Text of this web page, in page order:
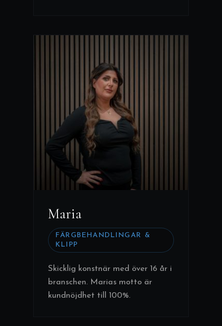
Maria
FÄRGBEHANDLINGAR &
KLIPP
Skicklig konstnär med över 16 år i
branschen. Marias motto är
kundnöjdhet till 100%.